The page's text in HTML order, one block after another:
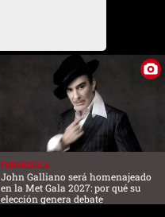
FARANDULA
John Galliano será homenajeado
en la Met Gala 2027: por qué su
elección genera debate